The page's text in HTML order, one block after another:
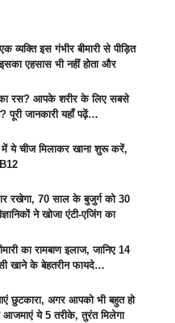
व्यक्ति इस गंभीर बीमारी से पीड़ित
एहसास भी नहीं होता और
का रस? आपके शरीर के लिए सबसे
पूरी जानकारी यहाँ पढ़ें…
ये चीज मिलाकर खाना शुरू करें,
रखेगा, 70 साल के बुजुर्ग को 30
ने खोजा एंटी-एजिंग का
का रामबाण इलाज, जानिए 14
खाने के बेहतरीन फायदे…
छुटकारा, अगर आपको भी बहुत हो
आजमाएं ये 5 तरीके, तुरंत मिलेगा